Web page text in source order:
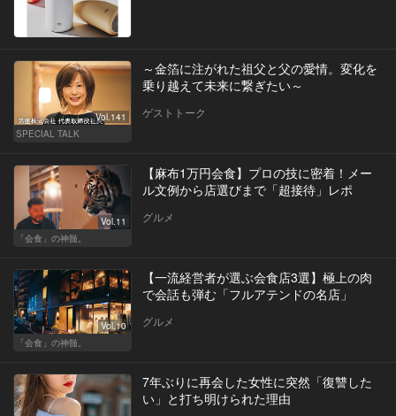
Vol.141
SPECIAL TALK
～金箔に注がれた祖父と父の愛情。変化を
乗り越えて未来に繋ぎたい～
ゲストトーク
Vol.11
「会食」の神髄。
【麻布1万円会食】プロの技に密着！メー
ル文例から店選びまで「超接待」レポ
グルメ
Vol.10
「会食」の神髄。
【一流経営者が選ぶ会食店3選】極上の肉
で会話も弾む「フルアテンドの名店」
グルメ
7年ぶりに再会した女性に突然「復讐した
い」と打ち明けられた理由